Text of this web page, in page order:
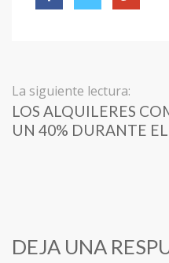
La siguiente lectura:
LOS ALQUILERES
UN 40% DURANTE
DEJA UNA